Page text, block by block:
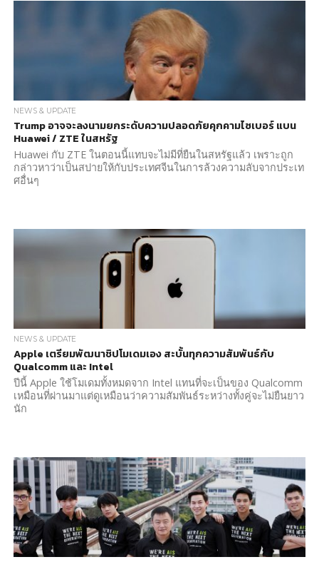
NEWS & UPDATE
Trump อาจจะลงนามยกระดับความปลอดภัยคุกคามไซเบอร์ แบน
Huawei / ZTE ในสหรัฐ
Huawei กับ ZTE ในตอนนี้แทบจะไม่มีที่ยืนในสหรัฐแล้ว เพราะถูก
กล่าวหาว่าเป็นสปายให้กับประเทศจีนในการล้วงความลับจากประเท
ศอื่นๆ
NEWS & UPDATE
Apple เตรียมพัฒนาชิปโมเดมเอง สะบั้นทุกความสัมพันธ์กับ
Qualcomm และ Intel
ปีนี้ Apple ใช้โมเดมทั้งหมดจาก Intel แทนที่จะเป็นของ Qualcomm
เหมือนที่ผ่านมาแต่ดูเหมือนว่าความสัมพันธ์ระหว่างทั้งคู่จะไม่ยืนยาว
นัก